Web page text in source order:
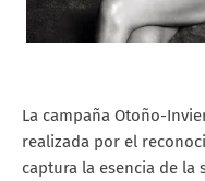
La campaña Otoño-
realizada por el
captura la esencia de la